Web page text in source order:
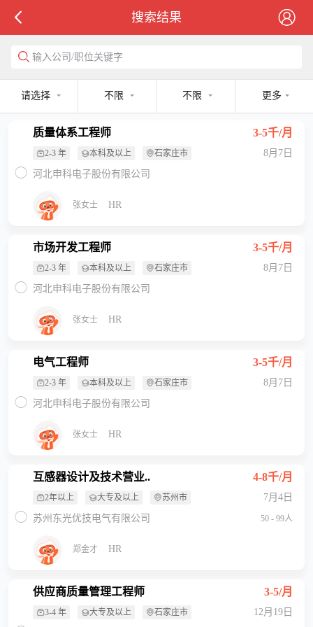
搜索结果
输入公司/职位关键字
请选择 不限 不限 更多
质量体系工程师 3-5千/月
2-3 年 本科及以上 石家庄市
8月7日
河北申科电子股份有限公司
张女士 HR
市场开发工程师 3-5千/月
2-3 年 本科及以上 石家庄市
8月7日
河北申科电子股份有限公司
张女士 HR
电气工程师 3-5千/月
2-3 年 本科及以上 石家庄市
8月7日
河北申科电子股份有限公司
张女士 HR
互感器设计及技术营业.. 4-8千/月
2年以上 大专及以上 苏州市
7月4日
苏州东光优技电气有限公司
50 - 99人
郑金才 HR
供应商质量管理工程师 3-5/月
3-4 年 大专及以上 石家庄市 12月19日